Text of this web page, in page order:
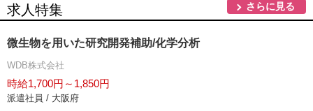
求人特集 さらに見る
微生物を用いた研究開発補助/化学分析
WDB株式会社
時給1,700円～1,850円
派遣社員 / 大阪府